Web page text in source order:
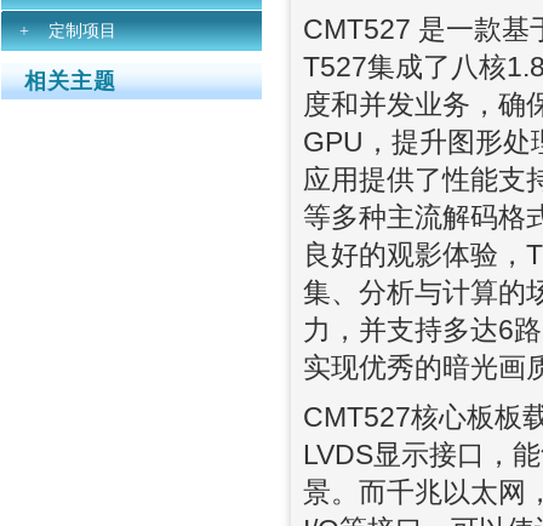
+ 定制项目
相关主题
CMT527 是一款基
T527集成了八核
度和并发业务，确
GPU，提升图形处
应用提供了性能支
等多种主流解码格
良好的观影体验，
集、分析与计算的
力，并支持多达6
实现优秀的暗光画
CMT527核心板板
LVDS显示接口，
景。而千兆以太网